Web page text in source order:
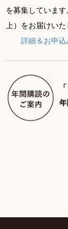
を募集していま
上）をお届けいた
詳細＆お申込
年